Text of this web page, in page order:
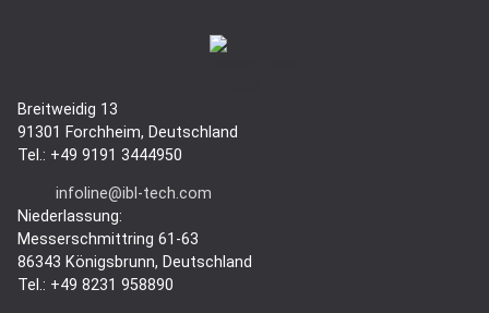
Breitweidig 13
91301 Forchheim, Deutschland
Tel.: +49 9191 3444950
infoline@ibl-tech.com
Niederlassung:
Messerschmittring 61-63
86343 Königsbrunn, Deutschland
Tel.: +49 8231 958890